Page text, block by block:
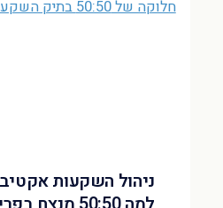
ניהול השקעות